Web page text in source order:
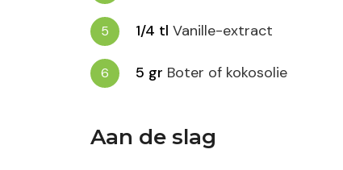
1/4 tl Vanille-extract
5 gr Boter of kokosolie
Aan de slag